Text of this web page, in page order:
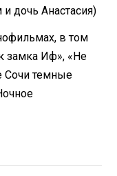
дочь Анастасия)
в том
замка Иф», «Не
Сочи темные